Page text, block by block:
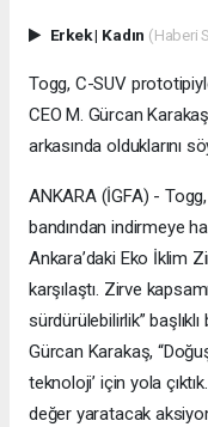
Erkek| Kadın (Haberi
Togg, C-SUV
CEO M. Gürcan
arkasında olduklarını
ANKARA (İGFA) -
bandından indirmeye
Ankara’daki Eko İklim
karşılaştı. Zirve
sürdürülebilirlik”
Gürcan Karakaş,
teknoloji’ için yola
değer yaratacak